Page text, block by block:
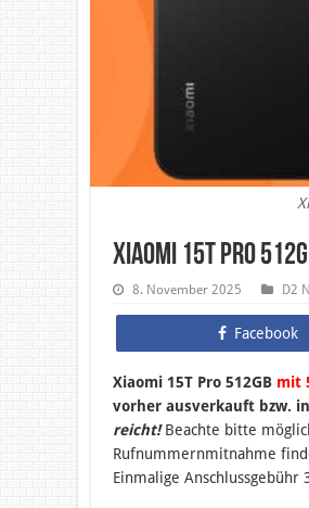
Xiaomi 15T Pro
8. November 2025 D2
Facebook
Xiaomi 15T Pro 512GB mit
vorher ausverkauft bzw.
reicht!Beachte bitte
Rufnummernmitnahme
Einmalige